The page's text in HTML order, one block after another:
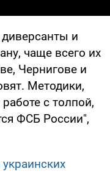
и
чаще всего их
Чернигове и
Методики,
с толпой,
ФСБ России",